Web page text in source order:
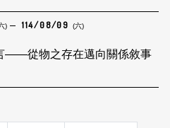
) 114/08/09 (六)
——從物之存在邁向關係敘事